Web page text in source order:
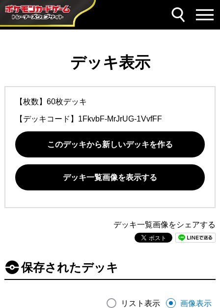
デッキ表示
【枚数】60枚デッキ
【デッキコード】 1FkvbF-MrJrUG-1VvfFF
このデッキから新しいデッキを作る
デッキ一覧画像を表示する
デッキ一覧画像をシェアする
保存されたデッキ
リスト表示 画像表示